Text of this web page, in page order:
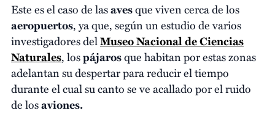
Este es el caso de lasavesque viven cerca de los
aeropuertos, ya que, según un estudio de varios
investigadores delMuseo Nacional de Ciencias
Naturales, lospájarosque habitan por estas zonas
adelantan su despertar para reducir el tiempo
durante el cual su canto se ve acallado por el ruido
de losaviones.